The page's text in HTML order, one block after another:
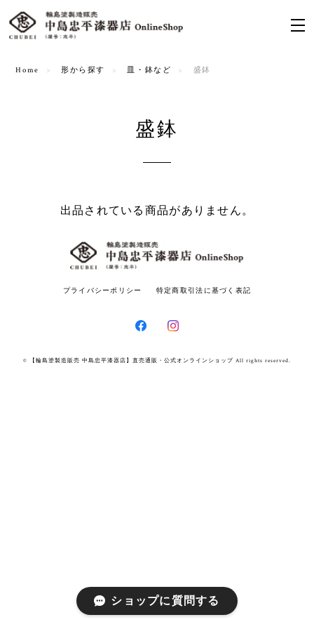
Home 形から探す 皿・鉢など 盛鉢
盛鉢
出品されている商品がありません。
プライバシーポリシー 特定商取引法に基づく表記
© 【輪島塗製造販売 中島忠平漆器店】直売通販・公式オンラインショップ All rights reserved.
ショップに質問する